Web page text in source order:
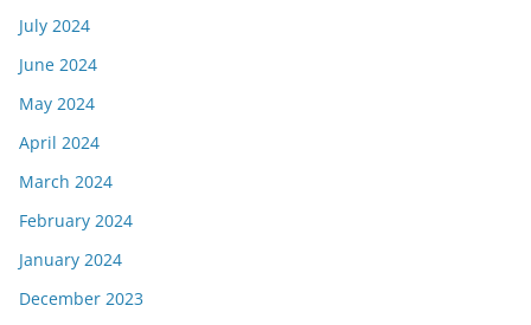
July 2024
June 2024
May 2024
April 2024
March 2024
February 2024
January 2024
December 2023